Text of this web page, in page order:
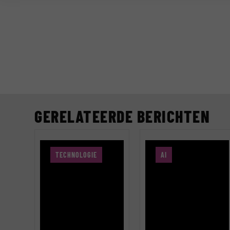
GERELATEERDE BERICHTEN
TECHNOLOGIE AI